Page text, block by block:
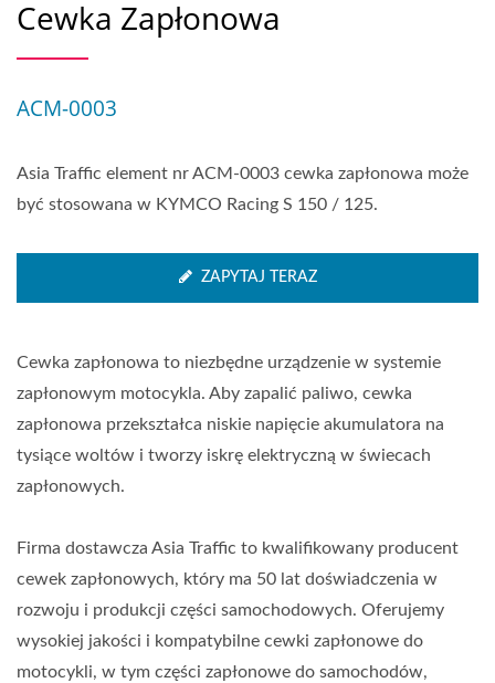
Cewka Zapłonowa
ACM-0003
Asia Traffic element nr ACM-0003 cewka zapłonowa może
być stosowana w KYMCO Racing S 150 / 125.
ZAPYTAJ TERAZ
Cewka zapłonowa to niezbędne urządzenie w systemie
zapłonowym motocykla. Aby zapalić paliwo, cewka
zapłonowa przekształca niskie napięcie akumulatora na
tysiące woltów i tworzy iskrę elektryczną w świecach
zapłonowych.
Firma dostawcza Asia Traffic to kwalifikowany producent
cewek zapłonowych, który ma 50 lat doświadczenia w
rozwoju i produkcji części samochodowych. Oferujemy
wysokiej jakości i kompatybilne cewki zapłonowe do
motocykli, w tym części zapłonowe do samochodów,